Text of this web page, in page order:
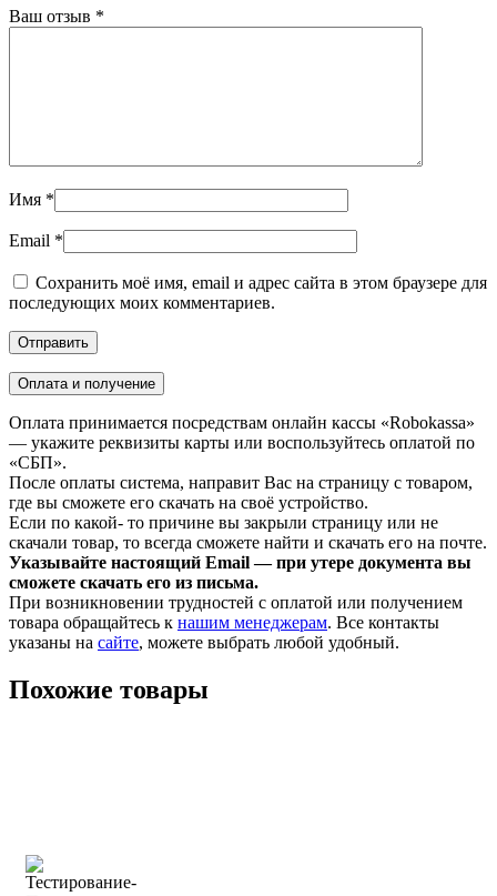
Ваш отзыв *
Имя *
Email *
Сохранить моё имя, email и адрес сайта в этом браузере для
последующих моих комментариев.
Оплата и получение
Оплата принимается посредствам онлайн кассы «Robokassa»
— укажите реквизиты карты или воспользуйтесь оплатой по
«СБП».
После оплаты система, направит Вас на страницу с товаром,
где вы сможете его скачать на своё устройство.
Если по какой- то причине вы закрыли страницу или не
скачали товар, то всегда сможете найти и скачать его на почте.
Указывайте настоящий Email — при утере документа вы
сможете скачать его из письма.
При возникновении трудностей с оплатой или получением
товара обращайтесь к нашим менеджерам. Все контакты
указаны на сайте, можете выбрать любой удобный.
Похожие товары